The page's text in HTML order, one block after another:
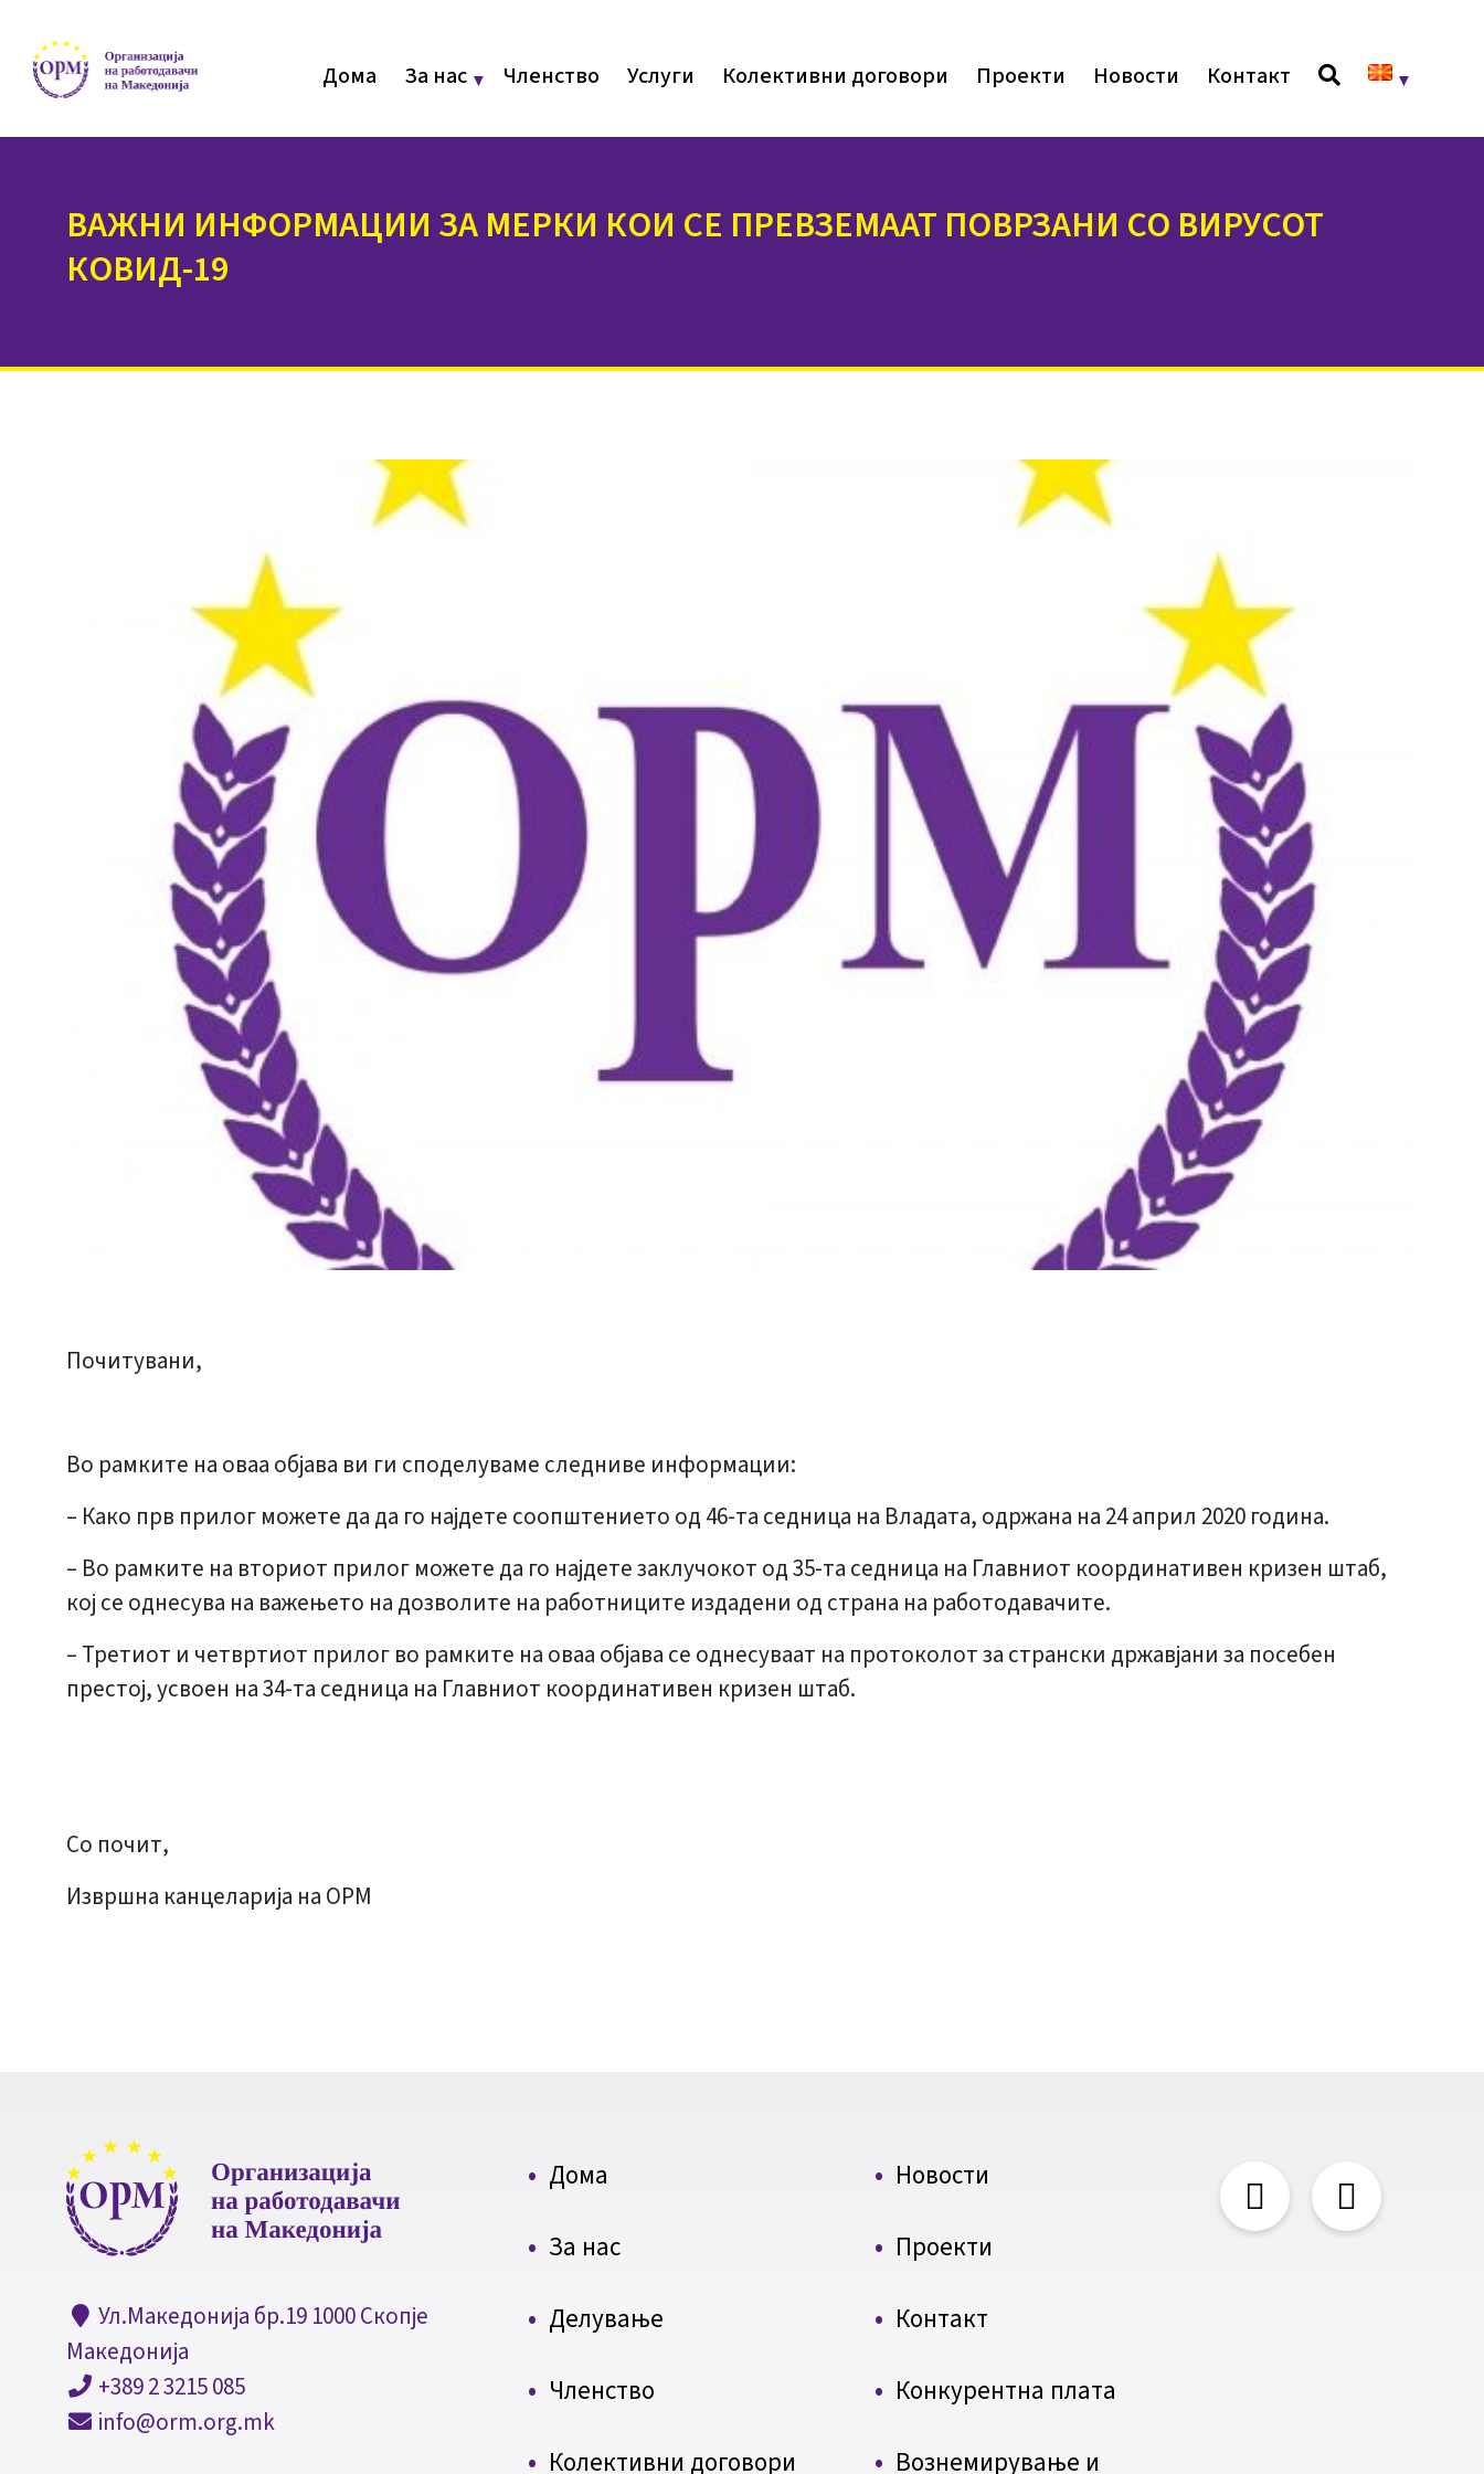
Дома За нас Членство Услуги Колективни договори Проекти Новости Контакт
ВАЖНИ ИНФОРМАЦИИ ЗА МЕРКИ КОИ СЕ ПРЕВЗЕМААТ ПОВРЗАНИ СО ВИРУСОТ
КОВИД-19
Почитувани,
Во рамките на оваа објава ви ги споделуваме следниве информации:
– Како прв прилог можете да да го најдете соопштението од 46-та седница на Владата, одржана на 24 април 2020 година.
– Во рамките на вториот прилог можете да го најдете заклучокот од 35-та седница на Главниот координативен кризен штаб,
кој се однесува на важењето на дозволите на работниците издадени од страна на работодавачите.
– Третиот и четвртиот прилог во рамките на оваа објава се однесуваат на протоколот за странски државјани за посебен
престој, усвоен на 34-та седница на Главниот координативен кризен штаб.
Со почит,
Извршна канцеларија на ОРМ
Ул.Македонија бр.19 1000 Скопје
Македонија
+389 2 3215 085
info@orm.org.mk
Дома
За нас
Делување
Членство
Колективни договори
Новости
Проекти
Контакт
Конкурентна плата
Вознемирување и